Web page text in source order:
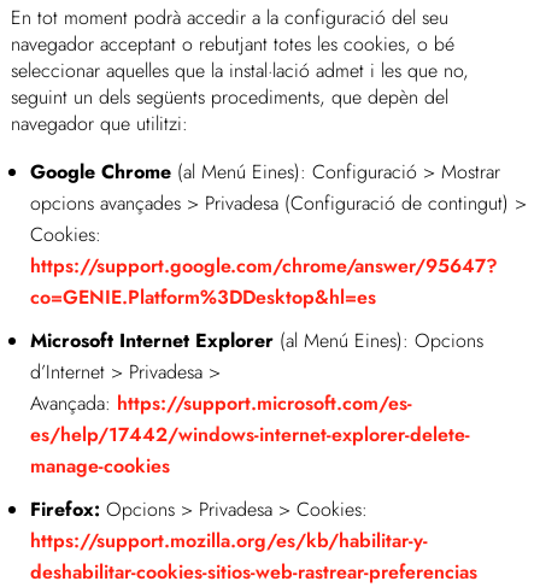
En tot moment podrà accedir a la configuració del seu
navegador acceptant o rebutjant totes les cookies, o bé
seleccionar aquelles que la instal·lació admet i les que no,
seguint un dels següents procediments, que depèn del
navegador que utilitzi:
Google Chrome(al Menú Eines): Configuració > Mostrar
opcions avançades > Privadesa (Configuració de contingut) >
Cookies:
https://support.google.com/chrome/answer/95647?
co=GENIE.Platform%3DDesktop&hl=es
Microsoft Internet Explorer(al Menú Eines): Opcions
d’Internet > Privadesa >
Avançada: https://support.microsoft.com/es-
es/help/17442/windows-internet-explorer-delete-
manage-cookies
Firefox: Opcions > Privadesa > Cookies:
https://support.mozilla.org/es/kb/habilitar-y-
deshabilitar-cookies-sitios-web-rastrear-preferencias